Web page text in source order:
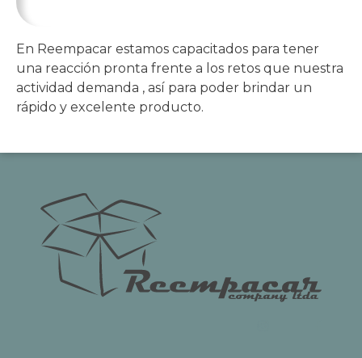
En Reempacar estamos capacitados para tener
una reacción pronta frente a los retos que nuestra
actividad demanda , así para poder brindar un
rápido y excelente producto.